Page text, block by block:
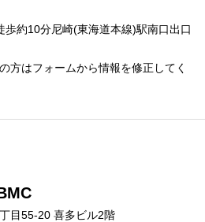
約10分尼崎(東海道本線)駅南口出口
方はフォームから情報を修正してく
目55-20 喜多ビル2階